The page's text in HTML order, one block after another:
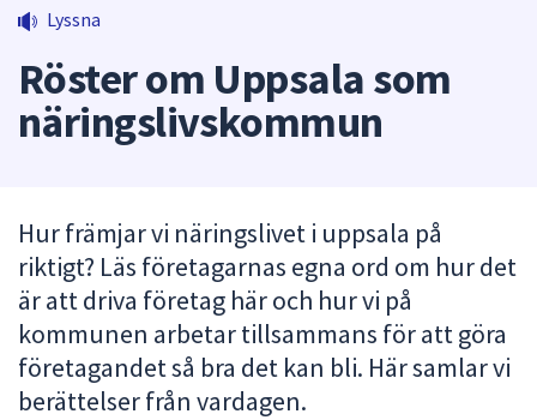
skriva
sökfältet
att
presenteras
under
fältet.
Använd
piltangenterna
Lyssna
Röster om Uppsala som
näringslivskommun
Hur främjar vi näringslivet i uppsala på
riktigt? Läs företagarnas egna ord om hur det
är att driva företag här och hur vi på
kommunen arbetar tillsammans för att göra
företagandet så bra det kan bli. Här samlar vi
berättelser från vardagen.